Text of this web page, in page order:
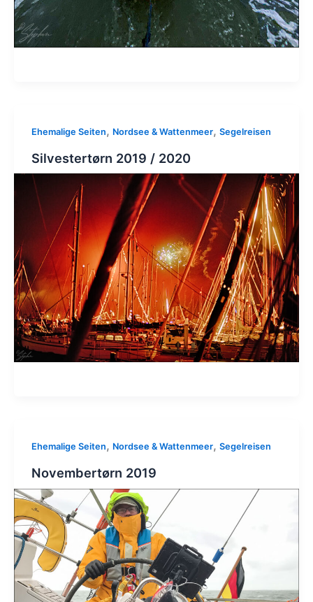
Ehemalige Seiten, Nordsee & Wattenmeer, Segelreisen
Silvestertørn 2019 / 2020
Ehemalige Seiten, Nordsee & Wattenmeer, Segelreisen
Novembertørn 2019